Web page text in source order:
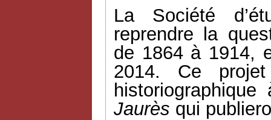
La Société
reprendre la
de 1864 à 1914,
2014. Ce
Jaurès qui